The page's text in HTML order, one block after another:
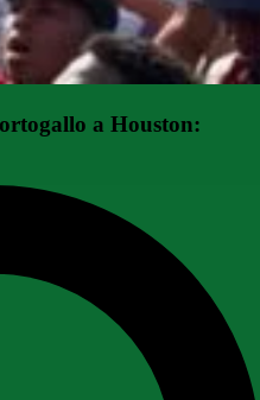
a Houston: